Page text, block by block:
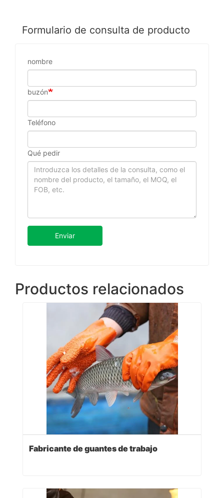
Formulario de consulta de producto
nombre
buzón
Teléfono
Qué pedir
Enviar
Productos relacionados
Fabricante de guantes de trabajo